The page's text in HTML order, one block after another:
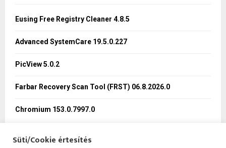
oEusing Free Registry Cleaner 4.8.5
Advanced SystemCare 19.5.0.227
PicView 5.0.2
Farbar Recovery Scan Tool (FRST) 06.8.2026.0
Chromium 153.0.7997.0
Süti/Cookie értesítés